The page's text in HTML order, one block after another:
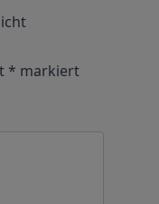
* markiert